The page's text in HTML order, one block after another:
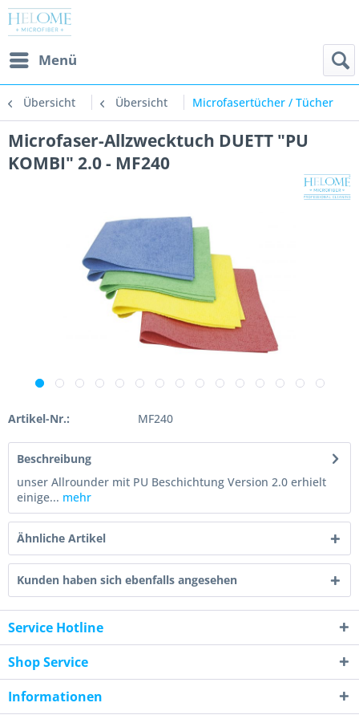
Menü
Übersicht Übersicht Microfasertücher / Tücher
Microfaser-Allzwecktuch DUETT "PU
KOMBI" 2.0 - MF240
Artikel-Nr.: MF240
Beschreibung
unser Allrounder mit PU Beschichtung Version 2.0 erhielt
einige... mehr
Ähnliche Artikel
Kunden haben sich ebenfalls angesehen
Service Hotline
Shop Service
Informationen